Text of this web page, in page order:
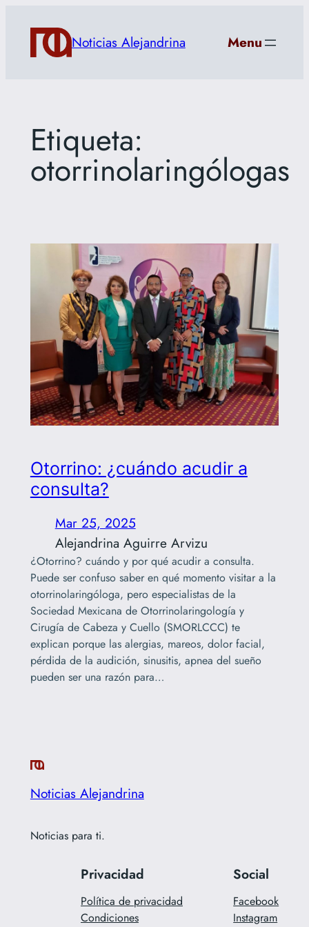
contenido
Noticias Alejandrina Menu
Etiqueta:
otorrinolaringólogas
Otorrino: ¿cuándo acudir a
consulta?
Mar 25, 2025
Alejandrina Aguirre Arvizu
¿Otorrino? cuándo y por qué acudir a consulta.
Puede ser confuso saber en qué momento visitar a la
otorrinolaringóloga, pero especialistas de la
Sociedad Mexicana de Otorrinolaringología y
Cirugía de Cabeza y Cuello (SMORLCCC) te
explican porque las alergias, mareos, dolor facial,
pérdida de la audición, sinusitis, apnea del sueño
pueden ser una razón para…
Noticias Alejandrina
Noticias para ti.
Privacidad
Política de privacidad
Condiciones
Social
Facebook
Instagram